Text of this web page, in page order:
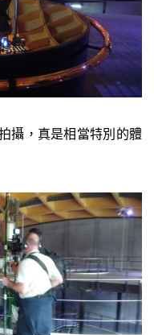
攝，真是相當特別的體